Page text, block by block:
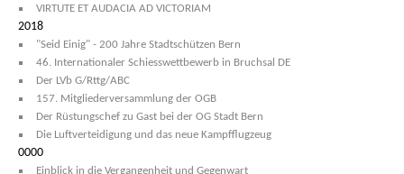
VIRTUTE ET AUDACIA AD VICTORIAM
2018
"Seid Einig" - 200 Jahre Stadtschützen Bern
46. Internationaler Schiesswettbewerb in Bruchsal DE
Der LVb G/Rttg/ABC
157. Mitgliederversammlung der OGB
Der Rüstungschef zu Gast bei der OG Stadt Bern
Die Luftverteidigung und das neue Kampfflugzeug
0000
Einblick in die Vergangenheit und Gegenwart